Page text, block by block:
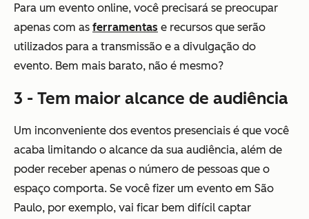
Para um evento online, você precisará se preocupar
apenas com as ferramentas e recursos que serão
utilizados para a transmissão e a divulgação do
evento. Bem mais barato, não é mesmo?
3 - Tem maior alcance de audiência
Um inconveniente dos eventos presenciais é que você
acaba limitando o alcance da sua audiência, além de
poder receber apenas o número de pessoas que o
espaço comporta. Se você fizer um evento em São
Paulo, por exemplo, vai ficar bem difícil captar